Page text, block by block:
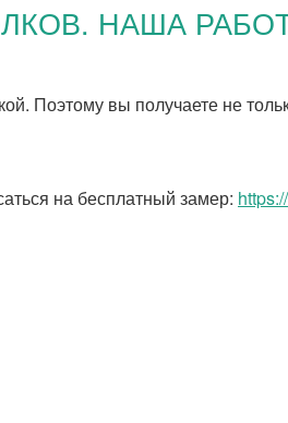
НАША
Поэтому вы получаете не
на бесплатный замер: